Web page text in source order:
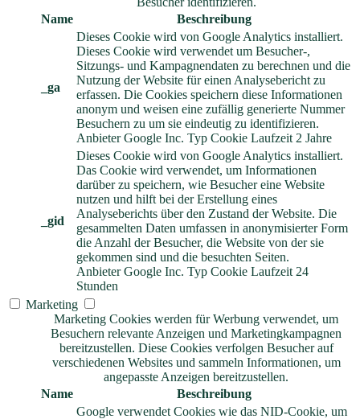
Name
Beschreibung
_ga
Dieses Cookie wird von Google Analytics installiert.
Dieses Cookie wird verwendet um Besucher-,
Sitzungs- und Kampagnendaten zu berechnen und die
Nutzung der Website für einen Analysebericht zu
erfassen. Die Cookies speichern diese Informationen
anonym und weisen eine zufällig generierte Nummer
Besuchern zu um sie eindeutig zu identifizieren.
Anbieter Google Inc. Typ Cookie Laufzeit 2 Jahre
_gid
Dieses Cookie wird von Google Analytics installiert.
Das Cookie wird verwendet, um Informationen
darüber zu speichern, wie Besucher eine Website
nutzen und hilft bei der Erstellung eines
Analyseberichts über den Zustand der Website. Die
gesammelten Daten umfassen in anonymisierter Form
die Anzahl der Besucher, die Website von der sie
gekommen sind und die besuchten Seiten.
Anbieter Google Inc. Typ Cookie Laufzeit 24
Stunden
Marketing
Marketing Cookies werden für Werbung verwendet, um
Besuchern relevante Anzeigen und Marketingkampagnen
bereitzustellen. Diese Cookies verfolgen Besucher auf
verschiedenen Websites und sammeln Informationen, um
angepasste Anzeigen bereitzustellen.
Name
Beschreibung
Google verwendet Cookies wie das NID-Cookie, um